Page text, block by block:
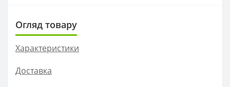
Огляд товару
Характеристики
Доставка